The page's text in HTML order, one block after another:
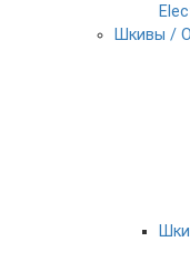
Шкивы /